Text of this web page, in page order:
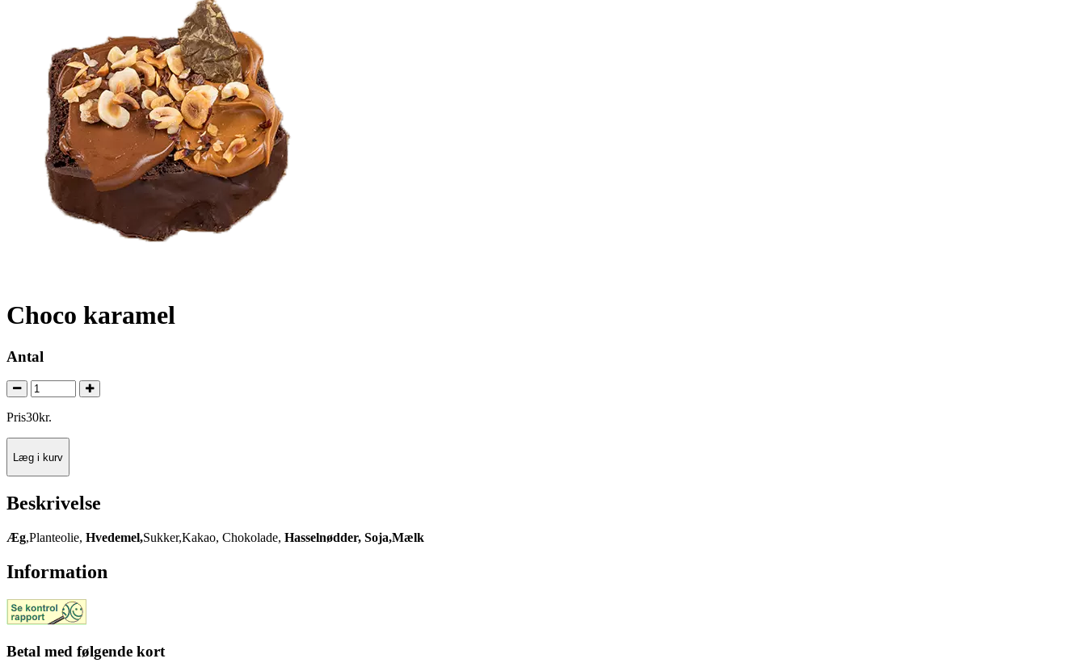
Choco karamel
Antal
Pris30kr.
Læg i kurv
Beskrivelse
Æg,Planteolie, Hvedemel,Sukker,Kakao, Chokolade, Hasselnødder, Soja,Mælk
Information
Betal med følgende kort